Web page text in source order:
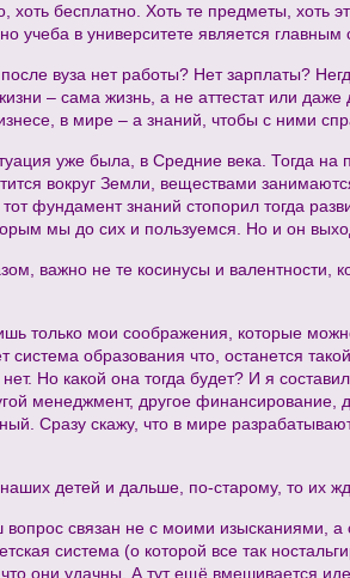
хоть бесплатно. Хоть те предметы, хоть
учеба в университете является
вуза нет работы? Нет зарплаты?
– сама жизнь, а не аттестат или
в мире – а знаний, чтобы с ними
уже была, в Средние века. Тогда
вокруг Земли, веществами
тот фундамент знаний стопорил тогда
мы до сих и пользуемся. Но и он
важно не те косинусы и валентности,
только мои соображения, которые
система образования что, останется
Но какой она тогда будет? И я
менеджмент, другое финансирование,
Сразу скажу, что в мире
наших детей и дальше, по-старому, то их
связан не с моими изысканиями, а
система (о которой все так
они удачны. А тут ещё вмешивается